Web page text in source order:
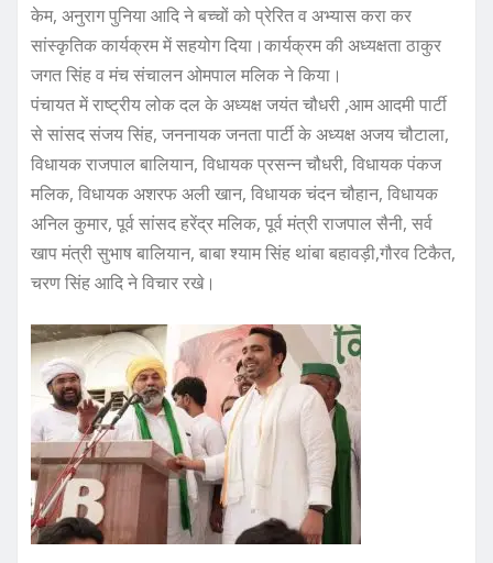
केम, अनुराग पुनिया आदि ने बच्चों को प्रेरित व अभ्यास करा कर
सांस्कृतिक कार्यक्रम में सहयोग दिया।कार्यक्रम की अध्यक्षता ठाकुर
जगत सिंह व मंच संचालन ओमपाल मलिक ने किया।
पंचायत में राष्ट्रीय लोक दल के अध्यक्ष जयंत चौधरी ,आम आदमी पार्टी
से सांसद संजय सिंह, जननायक जनता पार्टी के अध्यक्ष अजय चौटाला,
विधायक राजपाल बालियान, विधायक प्रसन्न चौधरी, विधायक पंकज
मलिक, विधायक अशरफ अली खान, विधायक चंदन चौहान, विधायक
अनिल कुमार, पूर्व सांसद हरेंद्र मलिक, पूर्व मंत्री राजपाल सैनी, सर्व
खाप मंत्री सुभाष बालियान, बाबा श्याम सिंह थांबा बहावड़ी,गौरव टिकैत,
चरण सिंह आदि ने विचार रखे।